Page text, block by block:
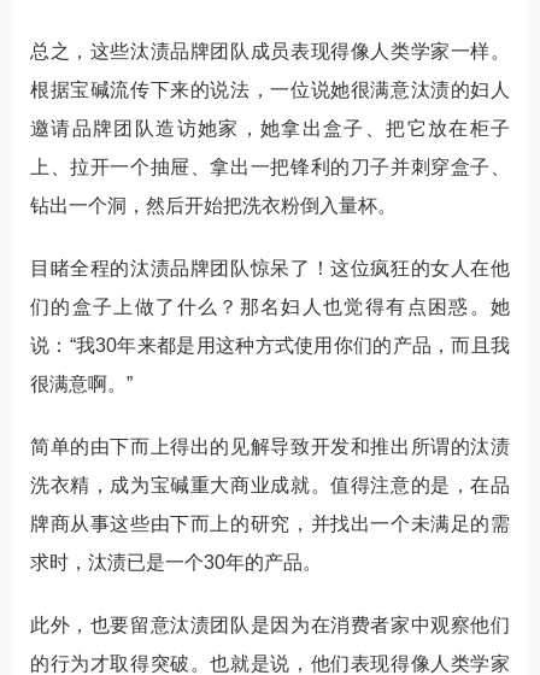
总之，这些汰渍品牌团队成员表现得像人类学家一样。
根据宝碱流传下来的说法，一位说她很满意汰渍的妇人
邀请品牌团队造访她家，她拿出盒子、把它放在柜子
上、拉开一个抽屉、拿出一把锋利的刀子并刺穿盒子、
钻出一个洞，然后开始把洗衣粉倒入量杯。
目睹全程的汰渍品牌团队惊呆了！这位疯狂的女人在他
们的盒子上做了什么？那名妇人也觉得有点困惑。她
说：“我30年来都是用这种方式使用你们的产品，而且我
很满意啊。”
简单的由下而上得出的见解导致开发和推出所谓的汰渍
洗衣精，成为宝碱重大商业成就。值得注意的是，在品
牌商从事这些由下而上的研究，并找出一个未满足的需
求时，汰渍已是一个30年的产品。
此外，也要留意汰渍团队是因为在消费者家中观察他们
的行为才取得突破。也就是说，他们表现得像人类学家